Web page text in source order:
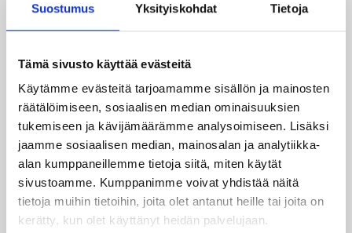
Suostumus Yksityiskohdat Tietoja
Tämä sivusto käyttää evästeitä
Käytämme evästeitä tarjoamamme sisällön ja mainosten
räätälöimiseen, sosiaalisen median ominaisuuksien
tukemiseen ja kävijämäärämme analysoimiseen. Lisäksi
jaamme sosiaalisen median, mainosalan ja analytiikka-
alan kumppaneillemme tietoja siitä, miten käytät
sivustoamme. Kumppanimme voivat yhdistää näitä
tietoja muihin tietoihin, joita olet antanut heille tai joita on
kerätty, kun olet käyttänyt heidän palvelujaan.
Daniel Dolenc KTP-Basketin
Dolenc on rakentanut pitkän ammattilaisuran
Suomen lisäksi Ranskassa, Itävallassa,
Liettuassa, Romaniassa, Bosniassa ja viimeksi
Islannissa.